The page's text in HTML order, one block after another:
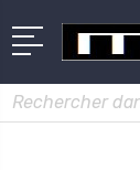
Rechercher